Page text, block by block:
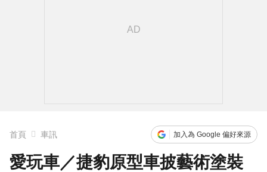
首頁 車訊 加入為 Google 偏好來源
愛玩車／捷豹原型車披藝術塗裝